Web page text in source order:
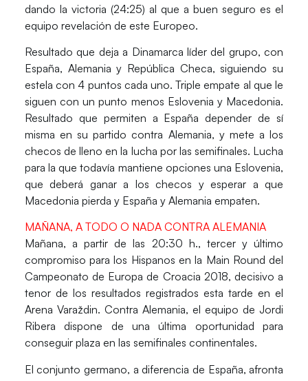
dando la victoria (24:25) al que a buen seguro es el
equipo revelación de este Europeo.
Resultado que deja a Dinamarca líder del grupo, con
España, Alemania y República Checa, siguiendo su
estela con 4 puntos cada uno. Triple empate al que le
siguen con un punto menos Eslovenia y Macedonia.
Resultado que permiten a España depender de sí
misma en su partido contra Alemania, y mete a los
checos de lleno en la lucha por las semifinales. Lucha
para la que todavía mantiene opciones una Eslovenia,
que deberá ganar a los checos y esperar a que
Macedonia pierda y España y Alemania empaten.
MAÑANA, A TODO O NADA CONTRA ALEMANIA
Mañana, a partir de las 20:30 h., tercer y último
compromiso para los Hispanos en la Main Round del
Campeonato de Europa de Croacia 2018, decisivo a
tenor de los resultados registrados esta tarde en el
Arena Varaždin. Contra Alemania, el equipo de Jordi
Ribera dispone de una última oportunidad para
conseguir plaza en las semifinales continentales.
El conjunto germano, a diferencia de España, afronta